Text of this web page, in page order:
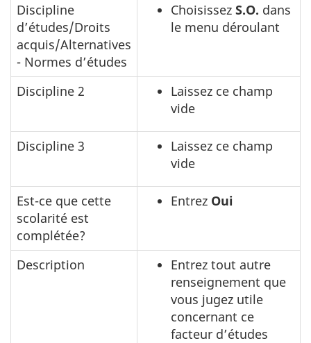
Discipline
d’études/Droits
acquis/Alternatives
- Normes d’études
Choisissez S.O. dans
le menu déroulant
Discipline 2
Laissez ce champ
vide
Discipline 3
Laissez ce champ
vide
Est-ce que cette
scolarité est
complétée?
Entrez Oui
Description
Entrez tout autre
renseignement que
vous jugez utile
concernant ce
facteur d’études